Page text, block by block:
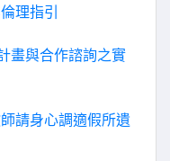
理指引
畫與合作諮詢之實
請身心調適假所遺